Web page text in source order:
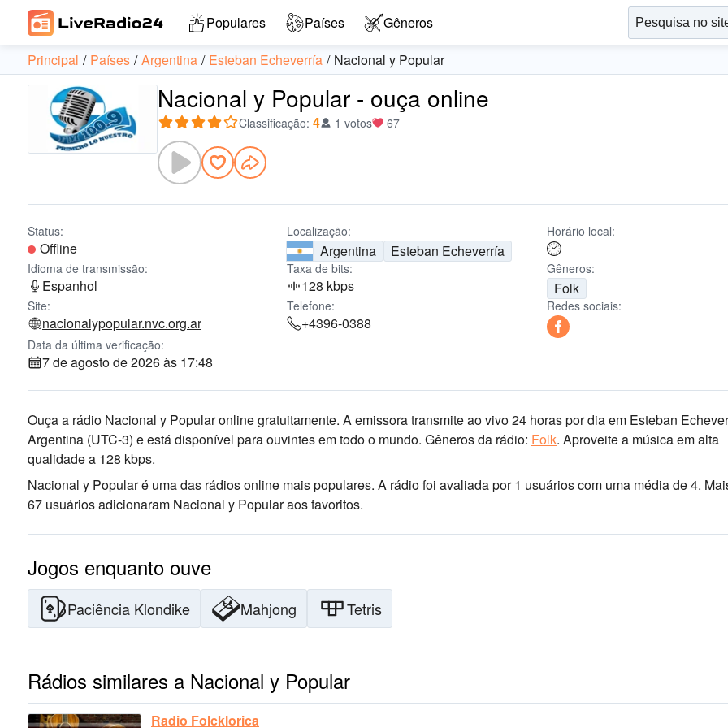
Populares Países Gêneros
Principal Países Argentina Esteban Echeverría Nacional y Popular
Nacional y Popular - ouça online
Classificação: 4 1 votos 67
Status:
Offline
Localização:
Argentina Esteban Echeverría
Horário local:
Idioma de transmissão:
Espanhol
Taxa de bits:
128 kbps
Gêneros:
Folk
Site:
nacionalypopular.nvc.org.ar
Telefone:
+4396-0388
Redes sociais:
Data da última verificação:
7 de agosto de 2026 às 17:48
Ouça a rádio Nacional y Popular online gratuitamente. A emissora transmite ao vivo 24 horas por diaem Esteban
Argentina (UTC-3) e está disponível para ouvintes em todo o mundo. Gêneros da rádio: Folk. Aproveite a músicaem alta
qualidadea 128 kbps.
Nacional y Popular é uma das rádios online mais populares. A rádio foi avaliada por 1 usuários com uma média de 4.
67 usuários adicionaram Nacional y Popular aos favoritos.
Jogos enquanto ouve
Paciência Klondike Mahjong Tetris
Rádios similares a Nacional y Popular
Radio Folcklorica